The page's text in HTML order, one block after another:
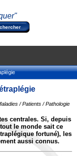
/ Patients / Pathologie
centrales. Si, depuis
le monde sait ce
fortuné), les
aussi connus.